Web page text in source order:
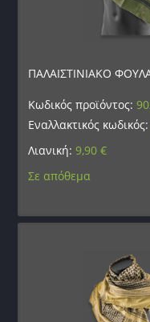
ΠΑΛΑΙΣΤΙΝΙΑΚΟ
Κωδικός προϊόντος:
Εναλλακτικός κωδικός:
Λιανική:9,90€
Σε απόθεμα